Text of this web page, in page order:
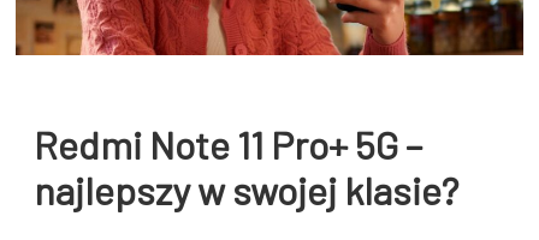
Redmi Note 11 Pro+ 5G –
najlepszy w swojej klasie?